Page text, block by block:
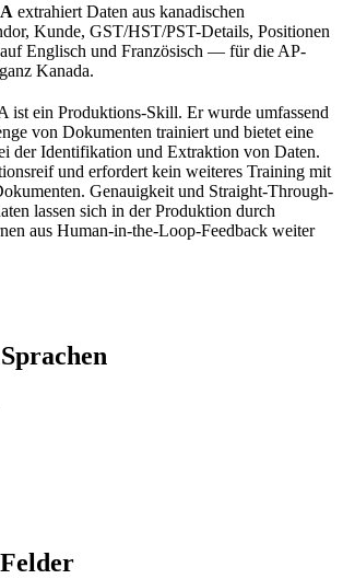
extrahiert Daten aus kanadischen
Kunde, GST/HST/PST-Details, Positionen
auf Englisch und Französisch — für die AP-
Kanada.
ist ein Produktions-Skill. Er wurde umfassend
von Dokumenten trainiert und bietet eine
der Identifikation und Extraktion von Daten.
und erfordert kein weiteres Training mit
Genauigkeit und Straight-Through-
lassen sich in der Produktion durch
aus Human-in-the-Loop-Feedback weiter